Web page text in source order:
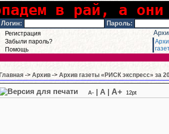
в рай, а
Логин: Пароль:
Регистрация
Забыли пароль?
Помощь
Главная -> Архив -> Архив газеты «РИСК экспресс» за
A- A A+ 12pt